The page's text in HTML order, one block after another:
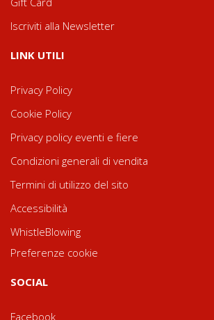
Iscriviti alla Newsletter
LINK UTILI
Privacy Policy
Cookie Policy
Privacy policy eventi e fiere
Condizioni generali di vendita
Termini di utilizzo del sito
Accessibilità
WhistleBlowing
Preferenze cookie
SOCIAL
Facebook